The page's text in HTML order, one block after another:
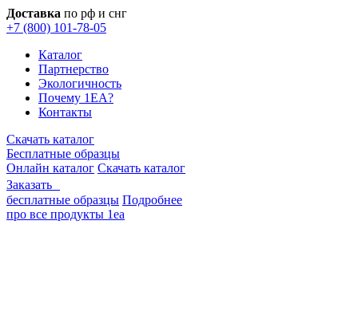
Доставка по рф и снг
+7 (800) 101-78-05
Каталог
Партнерство
Экологичность
Почему 1EA?
Контакты
Скачать каталог
Бесплатные образцы
Онлайн каталог Скачать каталог
Заказать
бесплатные образцы Подробнее
про все продукты 1еа